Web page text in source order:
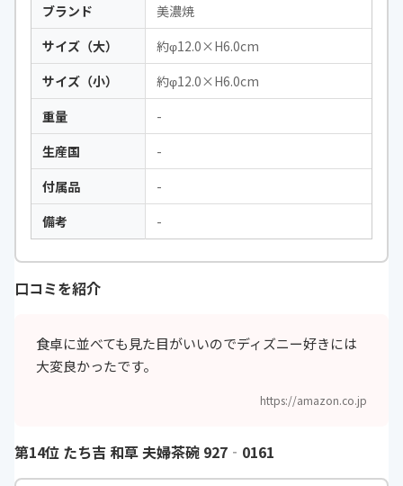
ブランド
美濃焼
サイズ（大）
約φ12.0×H6.0cm
サイズ（小）
約φ12.0×H6.0cm
重量
-
生産国
-
付属品
-
備考
-
口コミを紹介
食卓に並べても見た目がいいのでディズニー好きには
大変良かったです。
https://amazon.co.jp
第14位 たち吉 和草 夫婦茶碗 927‐0161